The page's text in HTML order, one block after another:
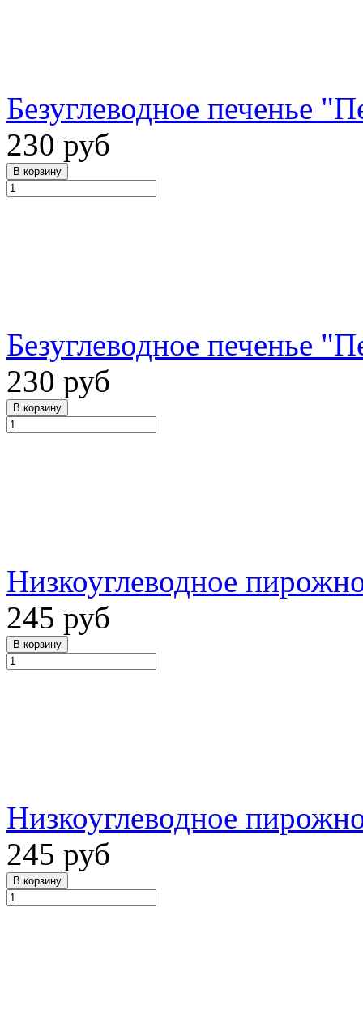
Безуглеводное печенье
230 руб
Безуглеводное печенье
230 руб
Низкоуглеводное
245 руб
Низкоуглеводное
245 руб